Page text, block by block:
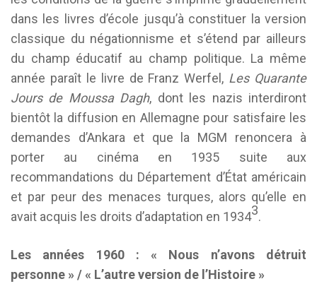
dans les livres d’école jusqu’à constituer la version
classique du négationnisme et s’étend par ailleurs
du champ éducatif au champ politique. La même
année paraît le livre de Franz Werfel, Les Quarante
Jours de Moussa Dagh, dont les nazis interdiront
bientôt la diffusion en Allemagne pour satisfaire les
demandes d’Ankara et que la MGM renoncera à
porter au cinéma en 1935 suite aux
recommandations du Département d’État américain
et par peur des menaces turques, alors qu’elle en
avait acquis les droits d’adaptation en 19343.
Les années 1960 : « Nous n’avons détruit
personne » / « L’autre version de l’Histoire »